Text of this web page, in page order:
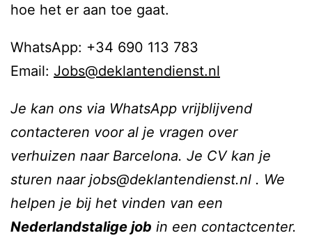
hoe het er aan toe gaat.
WhatsApp: +34 690 113 783
Email: Jobs@deklantendienst.nl
Je kan ons via WhatsApp vrijblijvend
contacteren voor al je vragen over
verhuizen naar Barcelona. Je CV kan je
sturen naar jobs@deklantendienst.nl . We
helpen je bij het vinden van een
Nederlandstalige job in een contactcenter.